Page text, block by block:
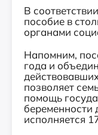
В
пособие в
органами
Напомним,
года и
позволяет
помощь
беременности
исполняется